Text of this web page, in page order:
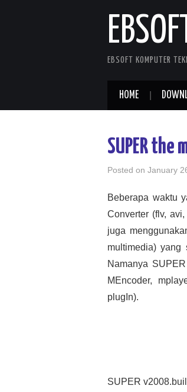
EBSOFT KOMPUTER
HOME
SUPER
Posted on January
Beberapa waktu
Converter (flv,
juga
multimedia) yang
Namanya
MEncoder,
plugIn).
SUPER